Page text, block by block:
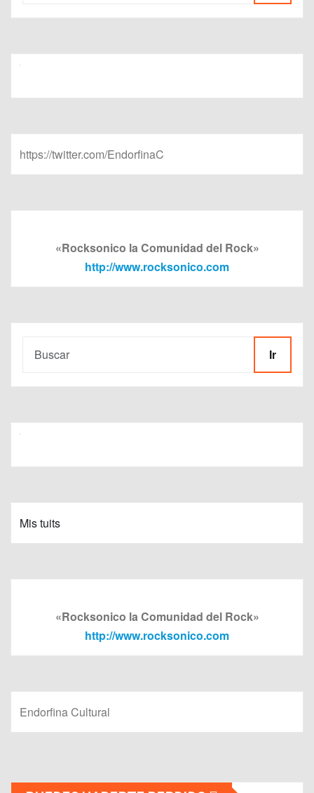
https://twitter.com/EndorfinaC
«Rocksonico la Comunidad del Rock»
http://www.rocksonico.com
Ir
Mis tuits
«Rocksonico la Comunidad del Rock»
http://www.rocksonico.com
Endorfina Cultural